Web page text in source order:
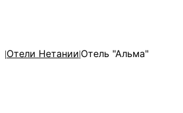
|Отели Нетании|Отель "Альма"